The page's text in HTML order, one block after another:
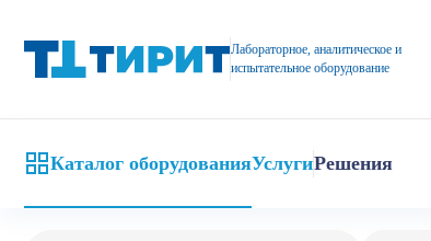
Лабораторное, аналитическое и
испытательное оборудование
Каталог оборудованияУслугиРешения